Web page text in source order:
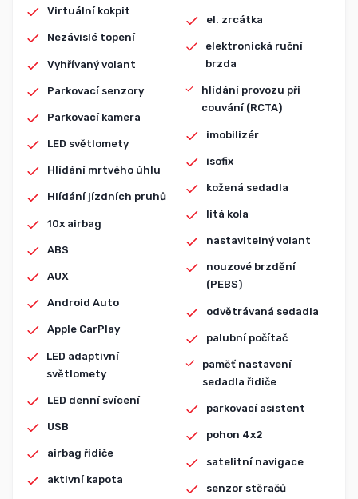
Virtuální kokpit
Nezávislé topení
Vyhřívaný volant
Parkovací senzory
Parkovací kamera
LED světlomety
Hlídání mrtvého úhlu
Hlídání jízdních pruhů
10x airbag
ABS
AUX
Android Auto
Apple CarPlay
LED adaptivní
světlomety
LED denní svícení
USB
airbag řidiče
aktivní kapota
el. zrcátka
elektronická ruční
brzda
hlídání provozu při
couvání (RCTA)
imobilizér
isofix
kožená sedadla
litá kola
nastavitelný volant
nouzové brzdění
(PEBS)
odvětrávaná sedadla
palubní počítač
paměť nastavení
sedadla řidiče
parkovací asistent
pohon 4x2
satelitní navigace
senzor stěračů